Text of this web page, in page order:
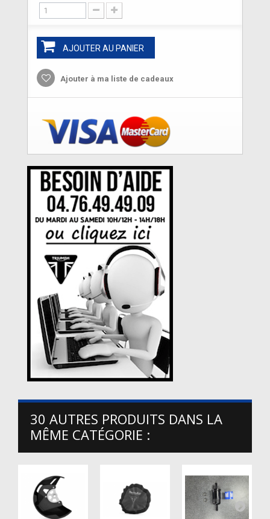
AJOUTER AU PANIER
Ajouter à ma liste de cadeaux
30 AUTRES PRODUITS DANS LA
MÊME CATÉGORIE :